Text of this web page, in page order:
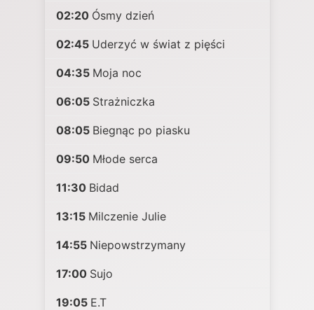
02:20 Ósmy dzień
02:45 Uderzyć w świat z pięści
04:35 Moja noc
06:05 Strażniczka
08:05 Biegnąc po piasku
09:50 Młode serca
11:30 Bidad
13:15 Milczenie Julie
14:55 Niepowstrzymany
17:00 Sujo
19:05 E.T